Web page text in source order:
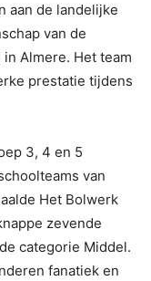
aan de landelijke
van de
Almere. Het team
prestatie tijdens
3, 4 en 5
van
Het Bolwerk
zevende
categorie Middel.
fanatiek en